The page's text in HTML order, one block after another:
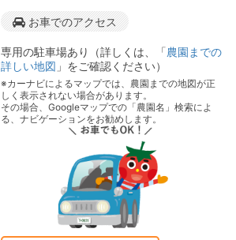
お車でのアクセス
専用の駐車場あり（詳しくは、「農園までの
詳しい地図 」をご確認ください）
※カーナビによるマップでは、農園までの地図が正
しく表示されない場合があります。
その場合、Googleマップでの「農園名」検索によ
る、ナビゲーションをお勧めします。